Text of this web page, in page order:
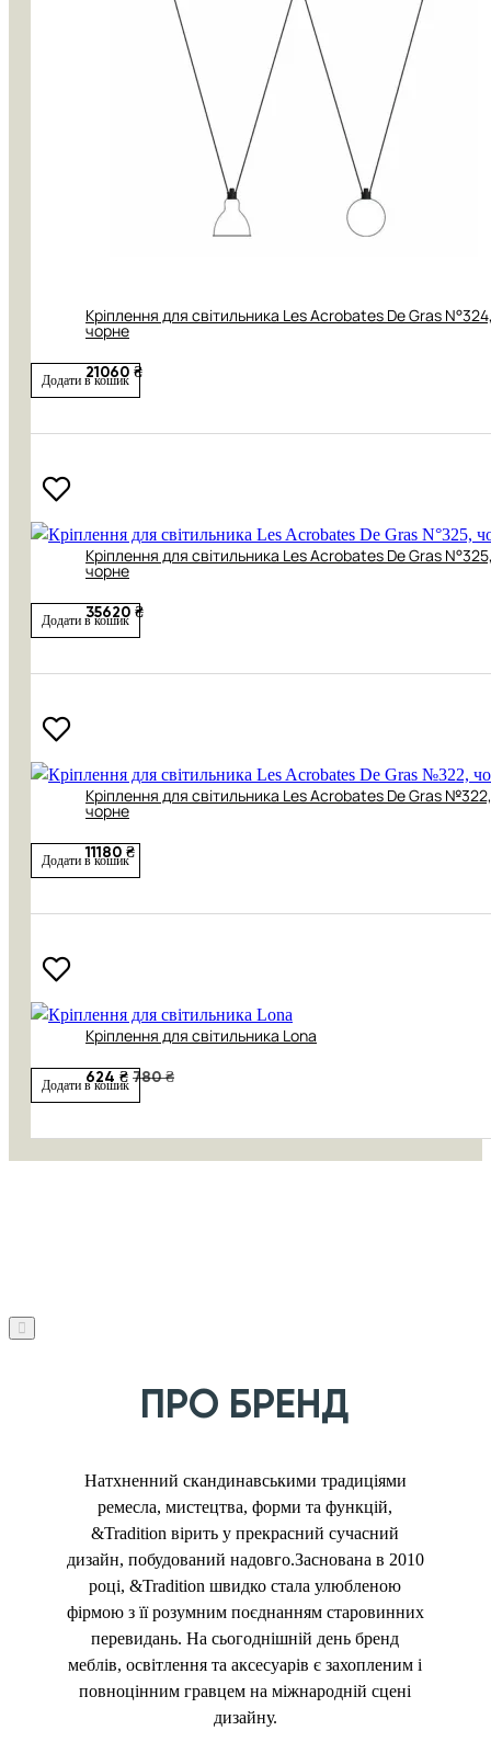
Кріплення для світильника Les Acrobates De Gras
чорне
21060 ₴
Додати в кошик
Кріплення для світильника Les Acrobates De Gras
чорне
35620 ₴
Додати в кошик
Кріплення для світильника Les Acrobates De Gras №322,
чорне
11180 ₴
Додати в кошик
Кріплення для світильника Lona
624 ₴ 780 ₴
Додати в кошик
ПРО БРЕНД
Натхненний скандинавськими традиціями
ремесла, мистецтва, форми та функцій,
&Tradition вірить у прекрасний сучасний
дизайн, побудований надовго.Заснована в 2010
році, &Tradition швидко стала улюбленою
фірмою з її розумним поєднанням старовинних
перевидань. На сьогоднішній день бренд
меблів, освітлення та аксесуарів є захопленим і
повноцінним гравцем на міжнародній сцені
дизайну.